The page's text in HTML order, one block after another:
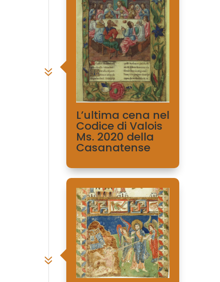
7
L’ultima cena nel
Codice di Valois
Ms. 2020 della
Casanatense
7